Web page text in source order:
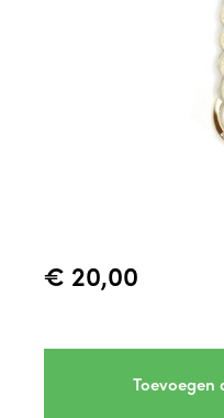
€ 20,00